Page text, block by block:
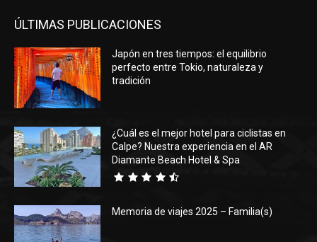
ÚLTIMAS PUBLICACIONES
Japón en tres tiempos: el equilibrio
perfecto entre Tokio, naturaleza y
tradición
¿Cuál es el mejor hotel para ciclistas en
Calpe? Nuestra experiencia en el AR
Diamante Beach Hotel & Spa
Memoria de viajes 2025 – Familia(s)